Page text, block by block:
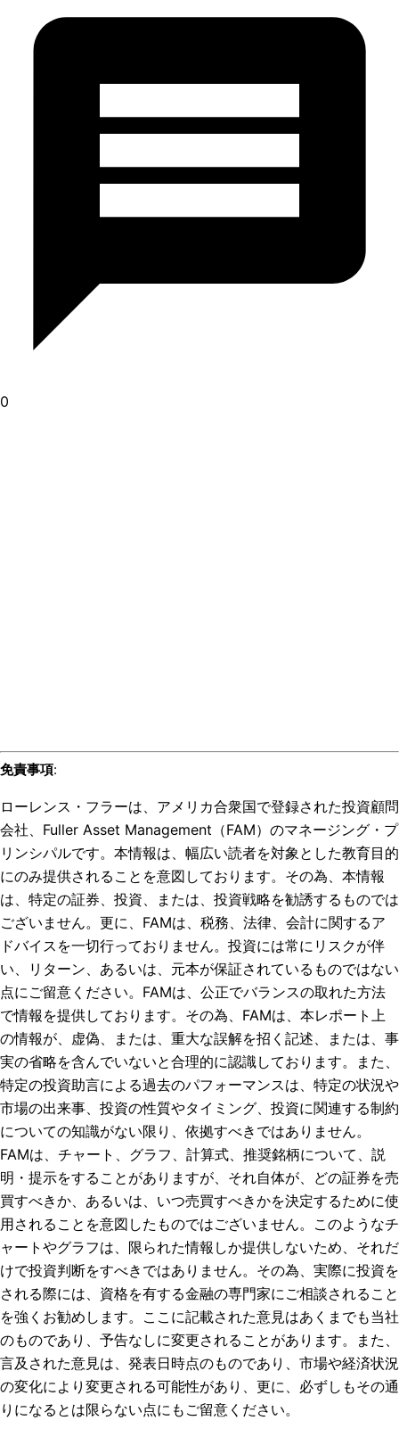
0
免責事項:
ローレンス・フラーは、アメリカ合衆国で登録された投資顧問
会社、Fuller Asset Management（FAM）のマネージング・プ
リンシパルです。本情報は、幅広い読者を対象とした教育目的
にのみ提供されることを意図しております。その為、本情報
は、特定の証券、投資、または、投資戦略を勧誘するものでは
ございません。更に、FAMは、税務、法律、会計に関するア
ドバイスを一切行っておりません。投資には常にリスクが伴
い、リターン、あるいは、元本が保証されているものではない
点にご留意ください。FAMは、公正でバランスの取れた方法
で情報を提供しております。その為、FAMは、本レポート上
の情報が、虚偽、または、重大な誤解を招く記述、または、事
実の省略を含んでいないと合理的に認識しております。また、
特定の投資助言による過去のパフォーマンスは、特定の状況や
市場の出来事、投資の性質やタイミング、投資に関連する制約
についての知識がない限り、依拠すべきではありません。
FAMは、チャート、グラフ、計算式、推奨銘柄について、説
明・提示をすることがありますが、それ自体が、どの証券を売
買すべきか、あるいは、いつ売買すべきかを決定するために使
用されることを意図したものではございません。このようなチ
ャートやグラフは、限られた情報しか提供しないため、それだ
けで投資判断をすべきではありません。その為、実際に投資を
される際には、資格を有する金融の専門家にご相談されること
を強くお勧めします。ここに記載された意見はあくまでも当社
のものであり、予告なしに変更されることがあります。また、
言及された意見は、発表日時点のものであり、市場や経済状況
の変化により変更される可能性があり、更に、必ずしもその通
りになるとは限らない点にもご留意ください。